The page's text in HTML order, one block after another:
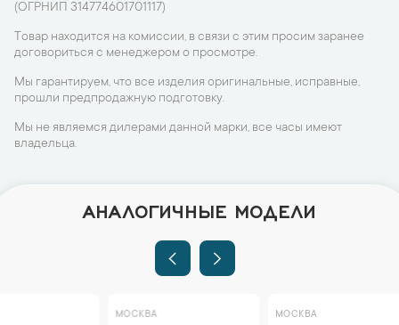
(ОГРНИП 314774601701117)
Товар находится на комиссии, в связи с этим просим заранее
договориться с менеджером о просмотре.
Мы гарантируем, что все изделия оригинальные, исправные,
прошли предпродажную подготовку.
Мы не являемся дилерами данной марки, все часы имеют
владельца.
АНАЛОГИЧНЫЕ МОДЕЛИ